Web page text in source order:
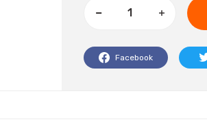
Facebook